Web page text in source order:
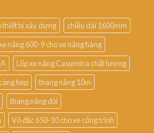
thiết bị xây dựng
chiều dài 1600mm
nâng 600-9 cho xe nâng hàng
Lốp xe nâng Casumina chất lượng
hẹp
thang nâng 10m
thang nâng đôi
Vỏ đặc 650-10 cho xe công trình